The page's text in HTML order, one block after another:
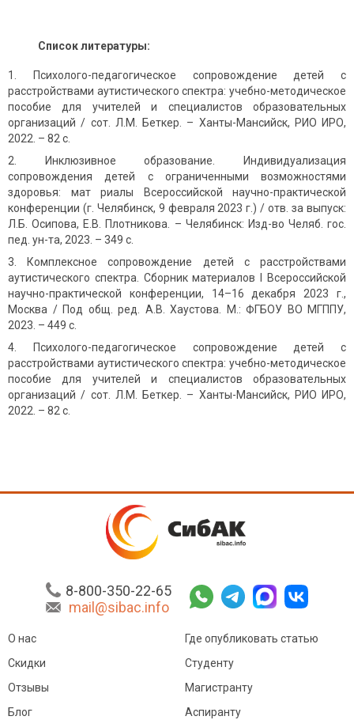
Список литературы:
Психолого-педагогическое сопровождение детей с
расстройствами аутистического спектра: учебно-методическое
пособие для учителей и специалистов образовательных
организаций / сот. Л.М. Беткер. – Ханты-Мансийск, РИО ИРО,
2022. – 82 с.
Инклюзивное образование. Индивидуализация
сопровождения детей с ограниченными возможностями
здоровья: мат риалы Всероссийской научно-практической
конференции (г. Челябинск, 9 февраля 2023 г.) / отв. за выпуск:
Л.Б. Осипова, Е.В. Плотникова. – Челябинск: Изд-во Челяб. гос.
пед. ун-та, 2023. – 349 с.
Комплексное сопровождение детей с расстройствами
аутистического спектра. Сборник материалов I Всероссийской
научно-практической конференции, 14–16 декабря 2023 г.,
Москва / Под общ. ред. А.В. Хаустова. М.: ФГБОУ ВО МГППУ,
2023. – 449 с.
Психолого-педагогическое сопровождение детей с
расстройствами аутистического спектра: учебно-методическое
пособие для учителей и специалистов образовательных
организаций / сот. Л.М. Беткер. – Ханты-Мансийск, РИО ИРО,
2022. – 82 с.
8-800-350-22-65
mail@sibac.info
О нас
Скидки
Отзывы
Блог
Где опубликовать статью
Студенту
Магистранту
Аспиранту